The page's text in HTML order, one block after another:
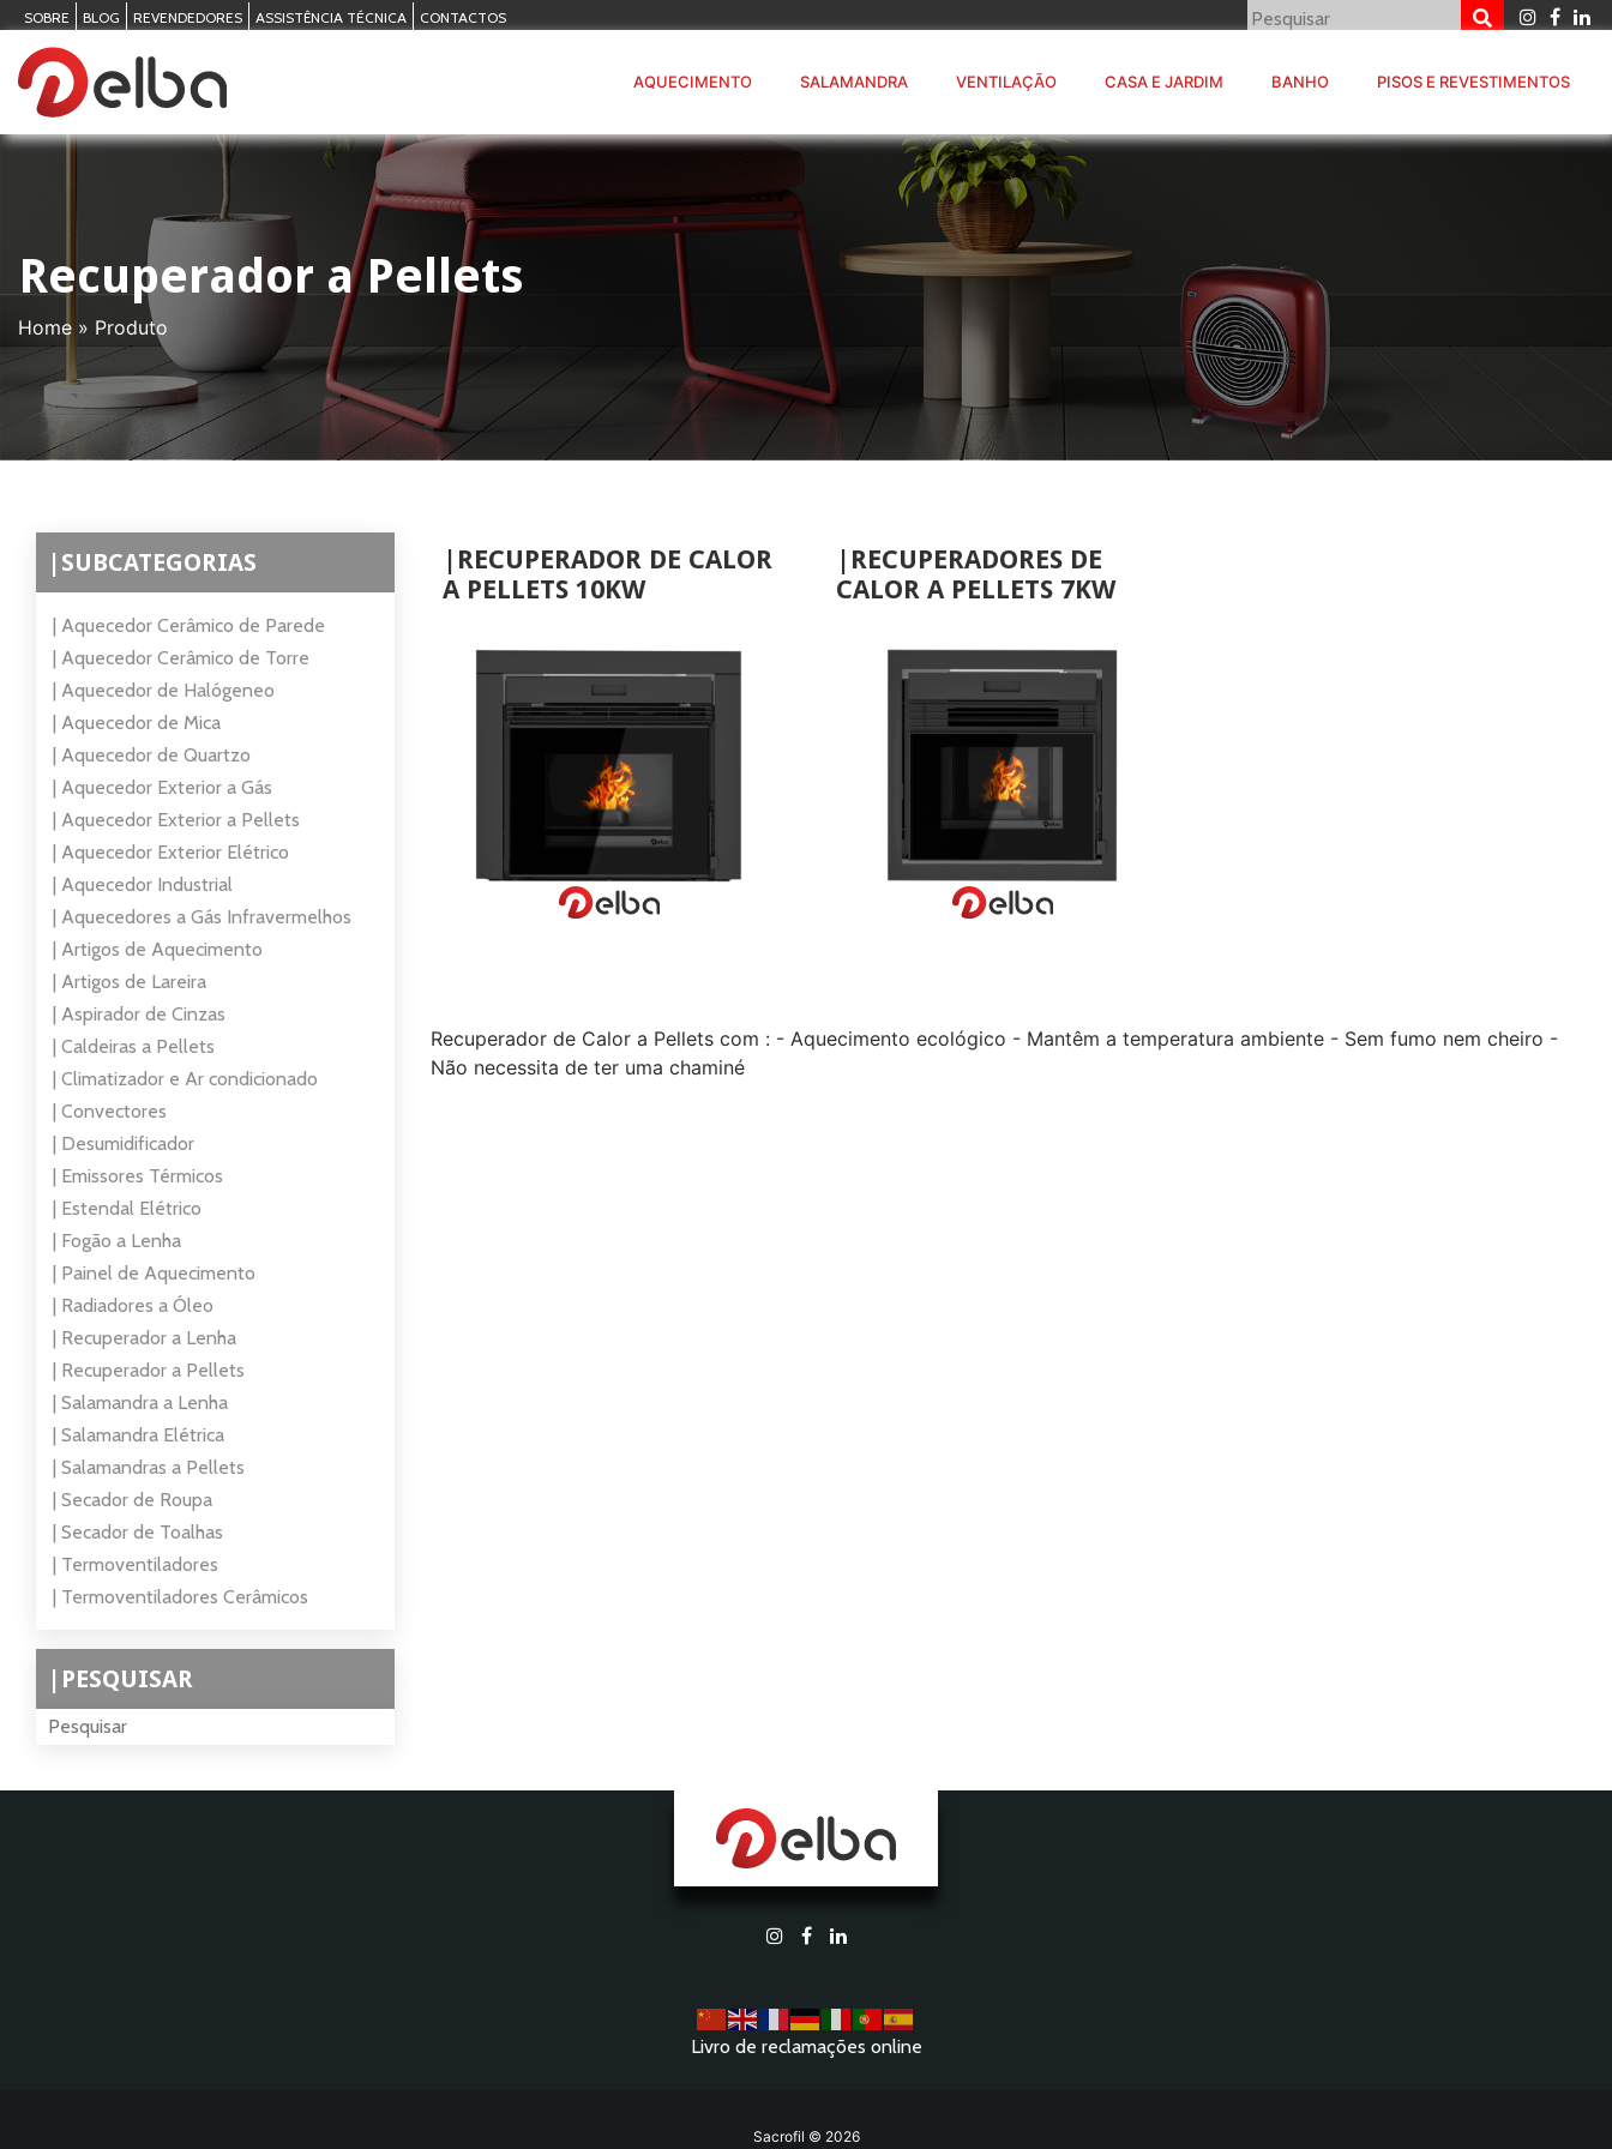
SOBRE BLOG REVENDEDORES ASSISTÊNCIA TÉCNICA CONTACTOS
AQUECIMENTO SALAMANDRA VENTILAÇÃO CASA E JARDIM BANHO PISOS E REVESTIMENTOS
Recuperador a Pellets
Home » Produto
|SUBCATEGORIAS
| Aquecedor Cerâmico de Parede
| Aquecedor Cerâmico de Torre
| Aquecedor de Halógeneo
| Aquecedor de Mica
| Aquecedor de Quartzo
| Aquecedor Exterior a Gás
| Aquecedor Exterior a Pellets
| Aquecedor Exterior Elétrico
| Aquecedor Industrial
| Aquecedores a Gás Infravermelhos
| Artigos de Aquecimento
| Artigos de Lareira
| Aspirador de Cinzas
| Caldeiras a Pellets
| Climatizador e Ar condicionado
| Convectores
| Desumidificador
| Emissores Térmicos
| Estendal Elétrico
| Fogão a Lenha
| Painel de Aquecimento
| Radiadores a Óleo
| Recuperador a Lenha
| Recuperador a Pellets
| Salamandra a Lenha
| Salamandra Elétrica
| Salamandras a Pellets
| Secador de Roupa
| Secador de Toalhas
| Termoventiladores
| Termoventiladores Cerâmicos
|PESQUISAR
|RECUPERADOR DE CALOR
A PELLETS 10KW
VER MAIS
|RECUPERADORES DE
CALOR A PELLETS 7KW
VER MAIS
Recuperador de Calor a Pellets com : - Aquecimento ecológico - Mantêm a temperatura ambiente - Sem fumo nem cheiro -
Não necessita de ter uma chaminé
Livro de reclamações online
Sacrofil © 2026